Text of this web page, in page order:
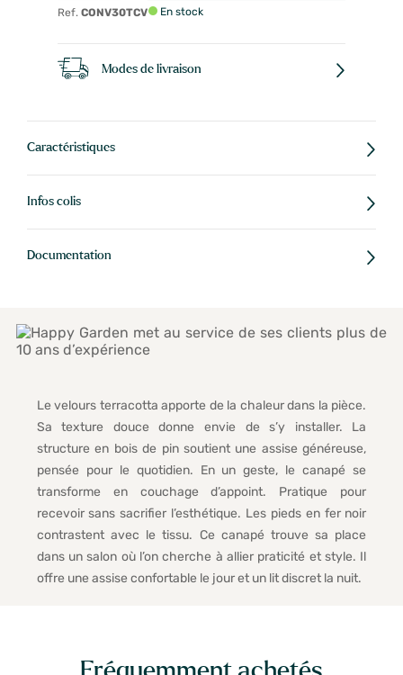
Ref. CONV30TCV En stock
Modes de livraison
Caractéristiques
Infos colis
Documentation
Le velours terracotta apporte de la chaleur dans la pièce.
Sa texture douce donne envie de s’y installer. La
structure en bois de pin soutient une assise généreuse,
pensée pour le quotidien. En un geste, le canapé se
transforme en couchage d’appoint. Pratique pour
recevoir sans sacrifier l’esthétique. Les pieds en fer noir
contrastent avec le tissu. Ce canapé trouve sa place
dans un salon où l’on cherche à allier praticité et style. Il
offre une assise confortable le jour et un lit discret la nuit.